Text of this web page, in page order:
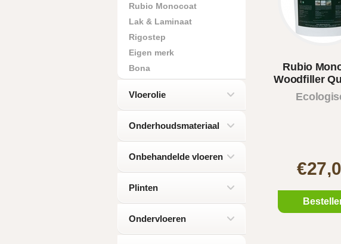
Rubio
Woodfiller
KG
Rubio Monocoat
Lak & Laminaat
Rigostep
Eigen merk
Bona
Vloerolie
Onderhoudsmateriaal
Onbehandelde vloeren
Plinten
Ondervloeren